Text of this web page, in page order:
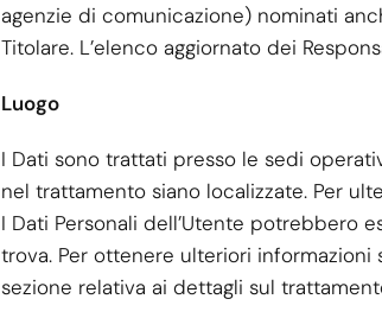
agenzie di comunicazione) nominati
Titolare. L’elenco aggiornato dei
Luogo
I Dati sono trattati presso le sedi
nel trattamento siano localizzate. Per
I Dati Personali dell’Utente potrebbero
trova. Per ottenere ulteriori
sezione relativa ai dettagli sul